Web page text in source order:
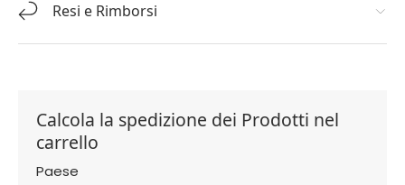
Resi e Rimborsi
Calcola la spedizione dei Prodotti nel
carrello
Paese